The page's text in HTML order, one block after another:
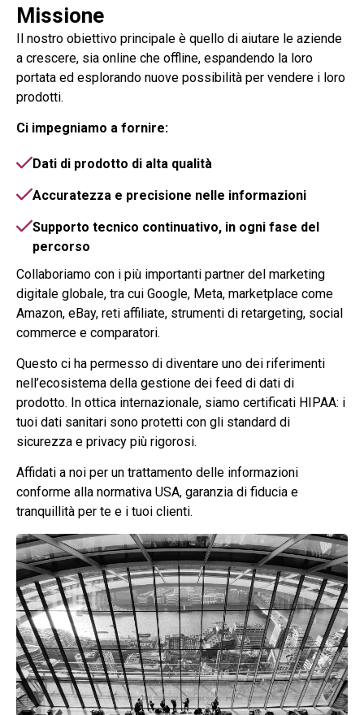
Missione
Il nostro obiettivo principale è quello di aiutare le aziende
a crescere, sia online che offline, espandendo la loro
portata ed esplorando nuove possibilità per vendere i loro
prodotti.
Ci impegniamo a fornire:
Dati di prodotto di alta qualità
Accuratezza e precisione nelle informazioni
Supporto tecnico continuativo, in ogni fase del
percorso
Collaboriamo con i più importanti partner del marketing
digitale globale, tra cui Google, Meta, marketplace come
Amazon, eBay, reti affiliate, strumenti di retargeting, social
commerce e comparatori.
Questo ci ha permesso di diventare uno dei riferimenti
nell’ecosistema della gestione dei feed di dati di
prodotto. In ottica internazionale, siamo certificati HIPAA: i
tuoi dati sanitari sono protetti con gli standard di
sicurezza e privacy più rigorosi.
Affidati a noi per un trattamento delle informazioni
conforme alla normativa USA, garanzia di fiducia e
tranquillità per te e i tuoi clienti.